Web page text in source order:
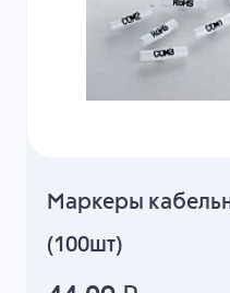
Маркеры
(100шт)